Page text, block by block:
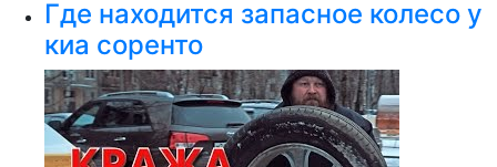
Где находится запасное колесо у
киа соренто